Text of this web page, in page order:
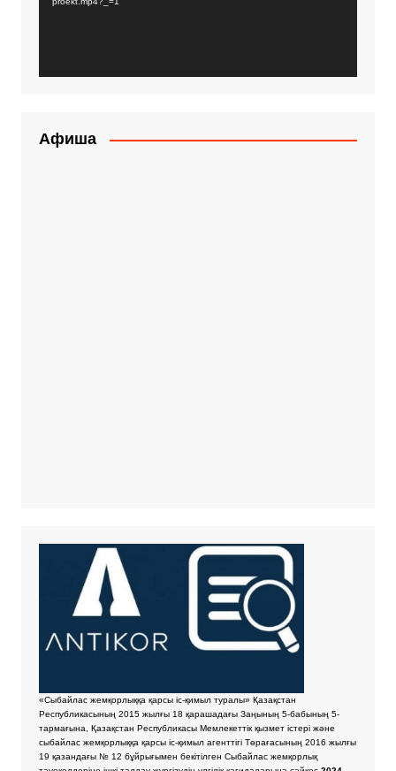
Афиша
«Сыбайлас жемқорлыққа қарсы іс-қимыл туралы» Қазақстан
Республикасының 2015 жылғы 18 қарашадағы Заңының 5-бабының 5-
тармағына, Қазақстан Республикасы Мемлекеттік қызмет істері және
сыбайлас жемқорлыққа қарсы іс-қимыл агенттігі Төрағасының 2016 жылғы
19 қазандағы № 12 бұйрығымен бекітілген Сыбайлас жемқорлық